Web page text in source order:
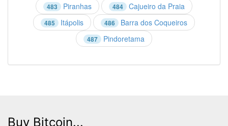
483 Piranhas 484 Cajueiro da Praia
485 Itápolis 486 Barra dos Coqueiros
487 Pindoretama
Buy Bitcoin...